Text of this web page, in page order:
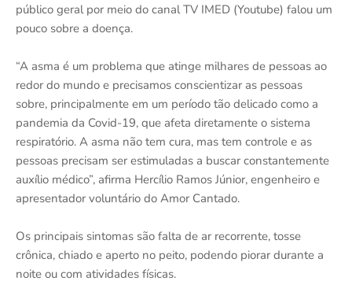
público geral por meio do canal TV IMED (Youtube) falou um
pouco sobre a doença.
“A asma é um problema que atinge milhares de pessoas ao
redor do mundo e precisamos conscientizar as pessoas
sobre, principalmente em um período tão delicado como a
pandemia da Covid-19, que afeta diretamente o sistema
respiratório. A asma não tem cura, mas tem controle e as
pessoas precisam ser estimuladas a buscar constantemente
auxílio médico”, afirma Hercílio Ramos Júnior, engenheiro e
apresentador voluntário do Amor Cantado.
Os principais sintomas são falta de ar recorrente, tosse
crônica, chiado e aperto no peito, podendo piorar durante a
noite ou com atividades físicas.